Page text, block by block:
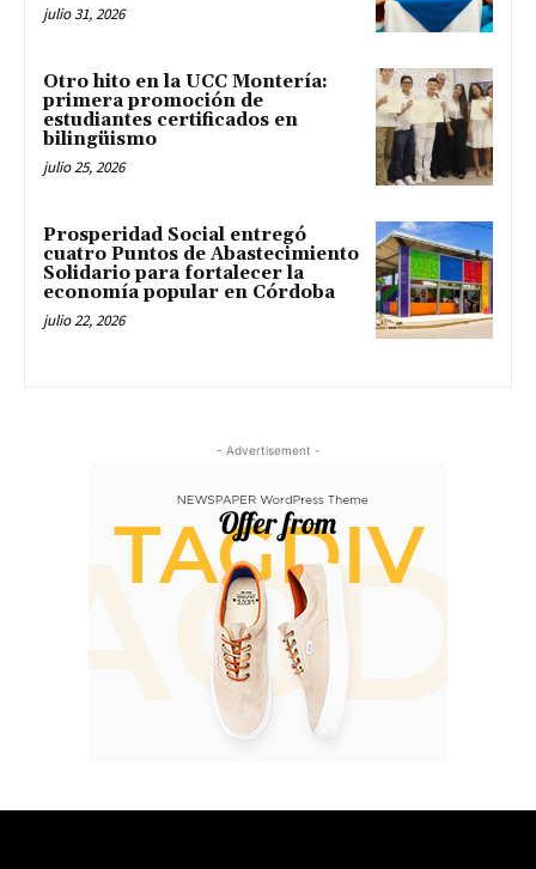
julio 31, 2026
Otro hito en la UCC Montería:
primera promoción de
estudiantes certificados en
bilingüismo
julio 25, 2026
Prosperidad Social entregó
cuatro Puntos de Abastecimiento
Solidario para fortalecer la
economía popular en Córdoba
julio 22, 2026
- Advertisement -